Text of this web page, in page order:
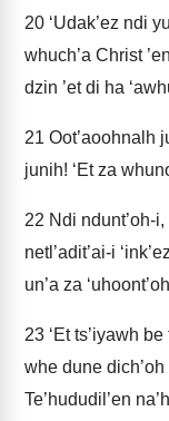
20 ‘Udak’ez ndi
whuch’a Christ
dzin ’et di ha
21 Oot’aoohnalh
junih! ‘Et za
22 Ndi ndunt’oh-
netl’adit’ai-i
un’a za
23 ‘Et ts’iyawh be
whe dune
Te’hududil’en